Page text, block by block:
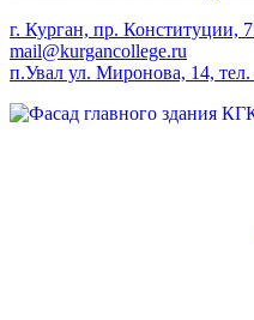
г. Курган, пр. Конституции,
mail@kurgancollege.ru
п.Увал ул. Миронова, 14,